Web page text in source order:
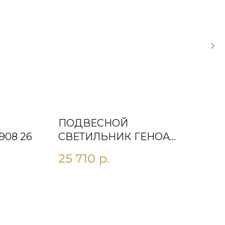
26
ПОДВЕСНОЙ
СВЕТИЛЬНИК ГЕНOA
25 710 р.